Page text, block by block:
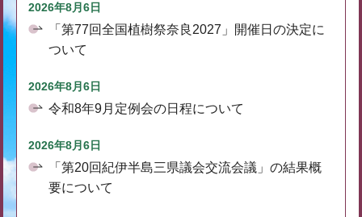
2026年8月6日
「第77回全国植樹祭奈良2027」開催日の決定に
ついて
2026年8月6日
令和8年9月定例会の日程について
2026年8月6日
「第20回紀伊半島三県議会交流会議」の結果概
要について